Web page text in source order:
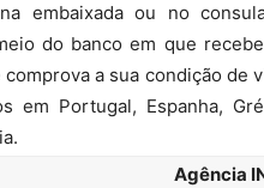
embaixada ou no
do banco em que
a sua condição de
em Portugal, Espanha,
Agência